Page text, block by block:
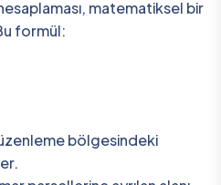
matematiksel bir
formül:
bölgesindeki